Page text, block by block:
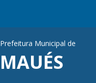
Prefeitura Municipal de
MAUÉS